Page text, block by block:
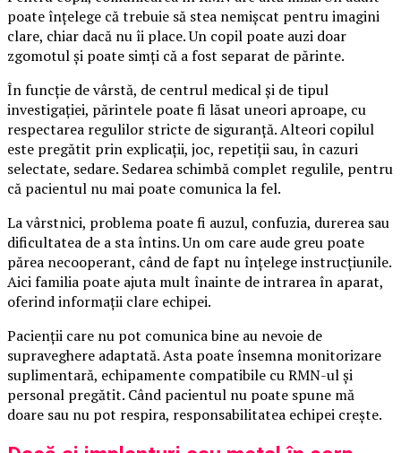
poate înțelege că trebuie să stea nemișcat pentru imagini
clare, chiar dacă nu îi place. Un copil poate auzi doar
zgomotul și poate simți că a fost separat de părinte.
În funcție de vârstă, de centrul medical și de tipul
investigației, părintele poate fi lăsat uneori aproape, cu
respectarea regulilor stricte de siguranță. Alteori copilul
este pregătit prin explicații, joc, repetiții sau, în cazuri
selectate, sedare. Sedarea schimbă complet regulile, pentru
că pacientul nu mai poate comunica la fel.
La vârstnici, problema poate fi auzul, confuzia, durerea sau
dificultatea de a sta întins. Un om care aude greu poate
părea necooperant, când de fapt nu înțelege instrucțiunile.
Aici familia poate ajuta mult înainte de intrarea în aparat,
oferind informații clare echipei.
Pacienții care nu pot comunica bine au nevoie de
supraveghere adaptată. Asta poate însemna monitorizare
suplimentară, echipamente compatibile cu RMN-ul și
personal pregătit. Când pacientul nu poate spune mă
doare sau nu pot respira, responsabilitatea echipei crește.